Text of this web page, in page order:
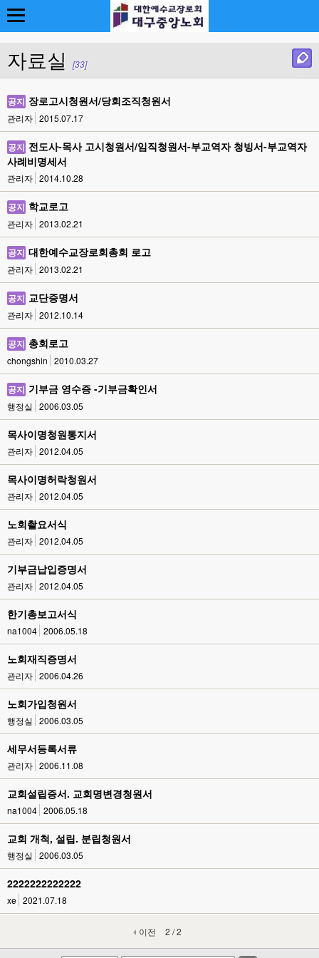
자료실 [33]
공지 장로고시청원서/당회조직청원서
관리자 2015.07.17
공지 전도사-목사 고시청원서/임직청원서-부교역자 청빙서-부교역자
사례비명세서
관리자 2014.10.28
공지 학교로고
관리자 2013.02.21
공지 대한예수교장로회총회 로고
관리자 2013.02.21
공지 교단증명서
관리자 2012.10.14
공지 총회로고
chongshin 2010.03.27
공지 기부금 영수증 -기부금확인서
행정실 2006.03.05
목사이명청원통지서
관리자 2012.04.05
목사이명허락청원서
관리자 2012.04.05
노회촬요서식
관리자 2012.04.05
기부금납입증명서
관리자 2012.04.05
한기총보고서식
na1004 2006.05.18
노회재직증명서
관리자 2006.04.26
노회가입청원서
행정실 2006.03.05
세무서등록서류
관리자 2006.11.08
교회설립증서. 교회명변경청원서
na1004 2006.05.18
교회 개척, 설립. 분립청원서
행정실 2006.03.05
2222222222222
xe 2021.07.18
이전 2 / 2